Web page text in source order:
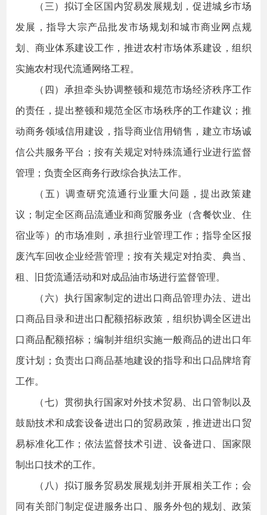
（三）拟订全区国内贸易发展规划，促进城乡市场
发展，指导大宗产品批发市场规划和城市商业网点规
划、商业体系建设工作，推进农村市场体系建设，组织
实施农村现代流通网络工程。
（四）承担牵头协调整顿和规范市场经济秩序工作
的责任，提出整顿和规范全区市场秩序的工作建议；推
动商务领域信用建设，指导商业信用销售，建立市场诚
信公共服务平台；按有关规定对特殊流通行业进行监督
管理；负责全区商务行政综合执法工作。
（五）调查研究流通行业重大问题，提出政策建
议；制定全区商品流通业和商贸服务业（含餐饮业、住
宿业等）的市场准则，承担行业管理工作；指导全区报
废汽车回收企业经营管理；按有关规定对拍卖、典当、
租、旧货流通活动和对成品油市场进行监督管理。
（六）执行国家制定的进出口商品管理办法、进出
口商品目录和进出口配额招标政策，组织协调全区进出
口商品配额招标；编制并组织实施一般商品的进出口年
度计划；负责出口商品基地建设的指导和出口品牌培育
工作。
（七）贯彻执行国家对外技术贸易、出口管制以及
鼓励技术和成套设备进出口的贸易政策，推进进出口贸
易标准化工作；依法监督技术引进、设备进口、国家限
制出口技术的工作。
（八）拟订服务贸易发展规划并开展相关工作；会
同有关部门制定促进服务出口、服务外包的规划、政策